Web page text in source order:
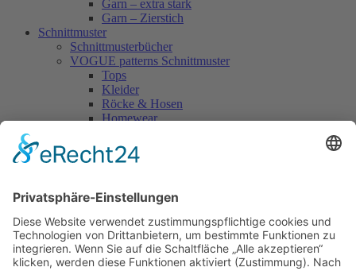
Garn – extra stark
Garn – Zierstich
Schnittmuster
Schnittmusterbücher
VOGUE patterns Schnittmuster
Tops
Kleider
Röcke & Hosen
Homewear
Vogue Vintage
Herren
Accessoires
Einzelschnittmuster Burda
Tops
Kleider
Röcke & Hosen
Homewear